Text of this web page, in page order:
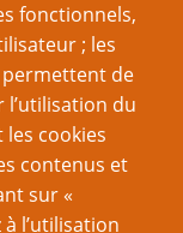
de
comme ils
à tenter
n’implique
dispute,
il est de la
fonctionnels,
; les
de
l’utilisation du
les cookies
contenus et
sur «
à l’utilisation